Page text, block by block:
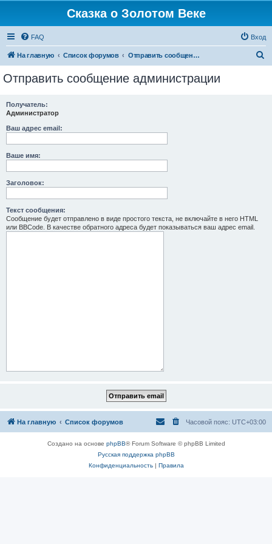
Сказка о Золотом Веке
FAQ Вход
На главную Список форумов Отправить сообщение администрации
Отправить сообщение администрации
Получатель:
Администратор
Ваш адрес email:
Ваше имя:
Заголовок:
Текст сообщения:
Сообщение будет отправлено в виде простого текста, не включайте в него HTML
или BBCode. В качестве обратного адреса будет показываться ваш адрес email.
На главную Список форумов Часовой пояс: UTC+03:00
Создано на основе phpBB® Forum Software © phpBB Limited
Русская поддержка phpBB
Конфиденциальность| Правила